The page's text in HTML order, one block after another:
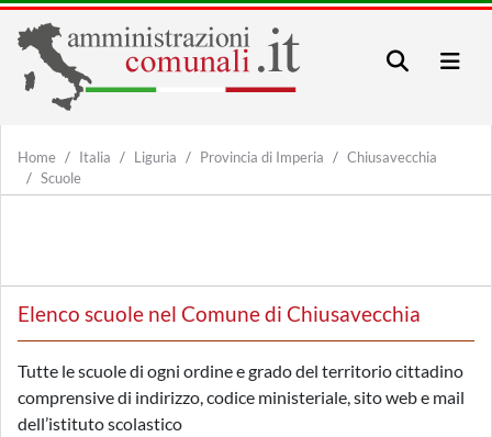
Home Italia Liguria Provincia di Imperia
Chiusavecchia
Scuole
Elenco scuole nel Comune di Chiusavecchia
Tutte le scuole di ogni ordine e grado del territorio cittadino
comprensive di indirizzo, codice ministeriale, sito web e mail
dell’istituto scolastico